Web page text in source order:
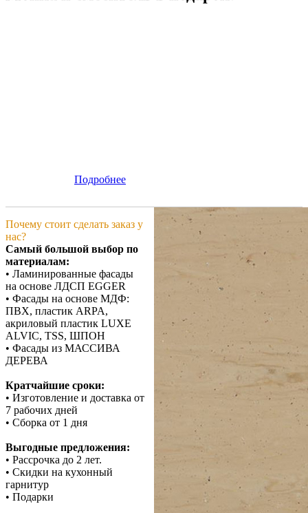
Подробнее
Почему стоит сделать заказ у
нас?
Самый большой выбор по
материалам:
• Ламинированные фасады
на основе ЛДСП EGGER
• Фасады на основе МДФ:
ПВХ, пластик ARPA,
акриловый пластик LUXE
ALVIC, TSS, ШПОН
• Фасады из МАССИВА
ДЕРЕВА
Кратчайшие сроки:
• Изготовление и доставка от
7 рабочих дней
• Сборка от 1 дня
Выгодные предложения:
• Рассрочка до 2 лет.
• Скидки на кухонный
гарнитур
• Подарки